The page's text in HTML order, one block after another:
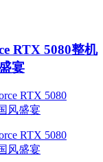
RTX 5080整机
宴